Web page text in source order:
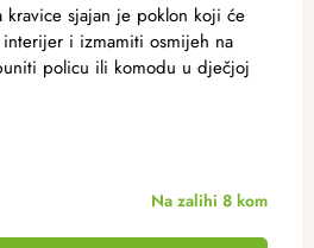
Na zalihi 8 kom
kravice sjajan je poklon koji će
i izmamiti osmijeh na
policu ili komodu u dječjoj